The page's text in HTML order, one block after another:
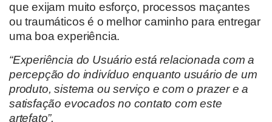
que exijam muito esforço, processos maçantes
ou traumáticosé o melhorcaminho para entregar
uma boa experiência.
“Experiência do Usuário está relacionada com a
percepção do indivíduo enquanto usuário de um
produto, sistema ou serviço e com o prazer e a
satisfação evocados no contato com este
artefato”.